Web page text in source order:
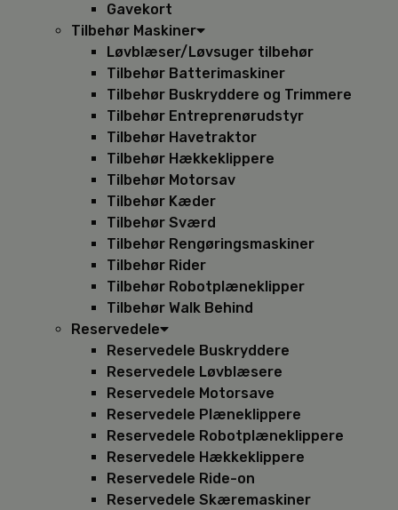
Gavekort
Tilbehør Maskiner
Løvblæser/Løvsuger tilbehør
Tilbehør Batterimaskiner
Tilbehør Buskryddere og Trimmere
Tilbehør Entreprenørudstyr
Tilbehør Havetraktor
Tilbehør Hækkeklippere
Tilbehør Motorsav
Tilbehør Kæder
Tilbehør Sværd
Tilbehør Rengøringsmaskiner
Tilbehør Rider
Tilbehør Robotplæneklipper
Tilbehør Walk Behind
Reservedele
Reservedele Buskryddere
Reservedele Løvblæsere
Reservedele Motorsave
Reservedele Plæneklippere
Reservedele Robotplæneklippere
Reservedele Hækkeklippere
Reservedele Ride-on
Reservedele Skæremaskiner